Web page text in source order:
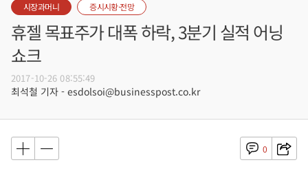
시장과머니 증시시황·전망
휴젤 목표주가 대폭 하락, 3분기 실적 어닝
쇼크
2017-10-26 08:55:49
최석철 기자 - esdolsoi@businesspost.co.kr
0